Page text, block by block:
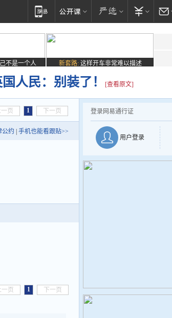
不是一个人 新套路: 这样开车非常难以描述
人民：别装了！ [查看原文]
页 1 下一页
公约 手机也能看跟贴>>
一页 1 下一页
登录网易通行证
用户登录